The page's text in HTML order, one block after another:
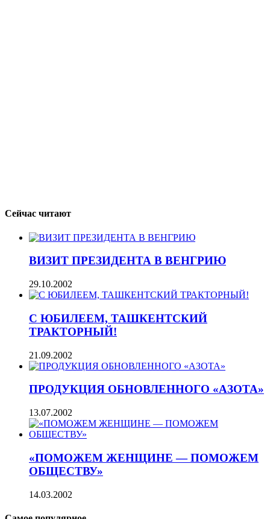
Сейчас читают
ВИЗИТ ПРЕЗИДЕНТА В ВЕНГРИЮ
29.10.2002
С ЮБИЛЕЕМ, ТАШКЕНТСКИЙ
ТРАКТОРНЫЙ!
21.09.2002
ПРОДУКЦИЯ ОБНОВЛЕННОГО «АЗОТА»
13.07.2002
«ПОМОЖЕМ ЖЕНЩИНЕ — ПОМОЖЕМ
ОБЩЕСТВУ»
14.03.2002